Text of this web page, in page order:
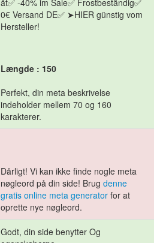
ät✅ -40% im Sale✅ Frostbeständig✅
0€ Versand DE✅ ➤HIER günstig vom
Hersteller!
Længde : 150
Perfekt, din meta beskrivelse
indeholder mellem 70 og 160
karakterer.
Dårligt! Vi kan ikke finde nogle meta
nøgleord på din side! Brug denne
gratis online meta generator for at
oprette nye nøgleord.
Godt, din side benytter Og